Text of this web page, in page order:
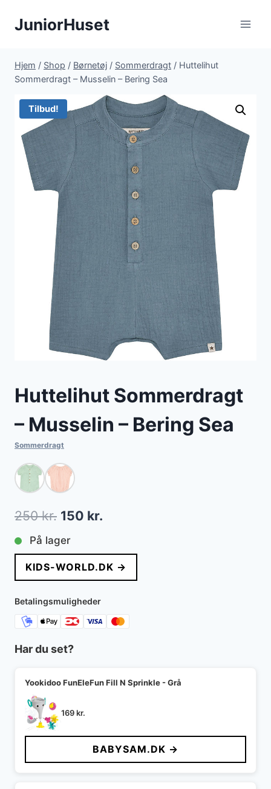
JuniorHuset
Hjem / Shop / Børnetøj / Sommerdragt / Huttelihut
Sommerdragt – Musselin – Bering Sea
Tilbud!
Huttelihut Sommerdragt
– Musselin – Bering Sea
Sommerdragt
250kr. Den
oprindelige
pris
var:
250 kr..
150 kr.
pris
er:
På lager
KIDS-WORLD.DK →
Betalingsmuligheder
Har du set?
Yookidoo FunEleFun Fill N Sprinkle - Grå
169kr.
BABYSAM.DK →